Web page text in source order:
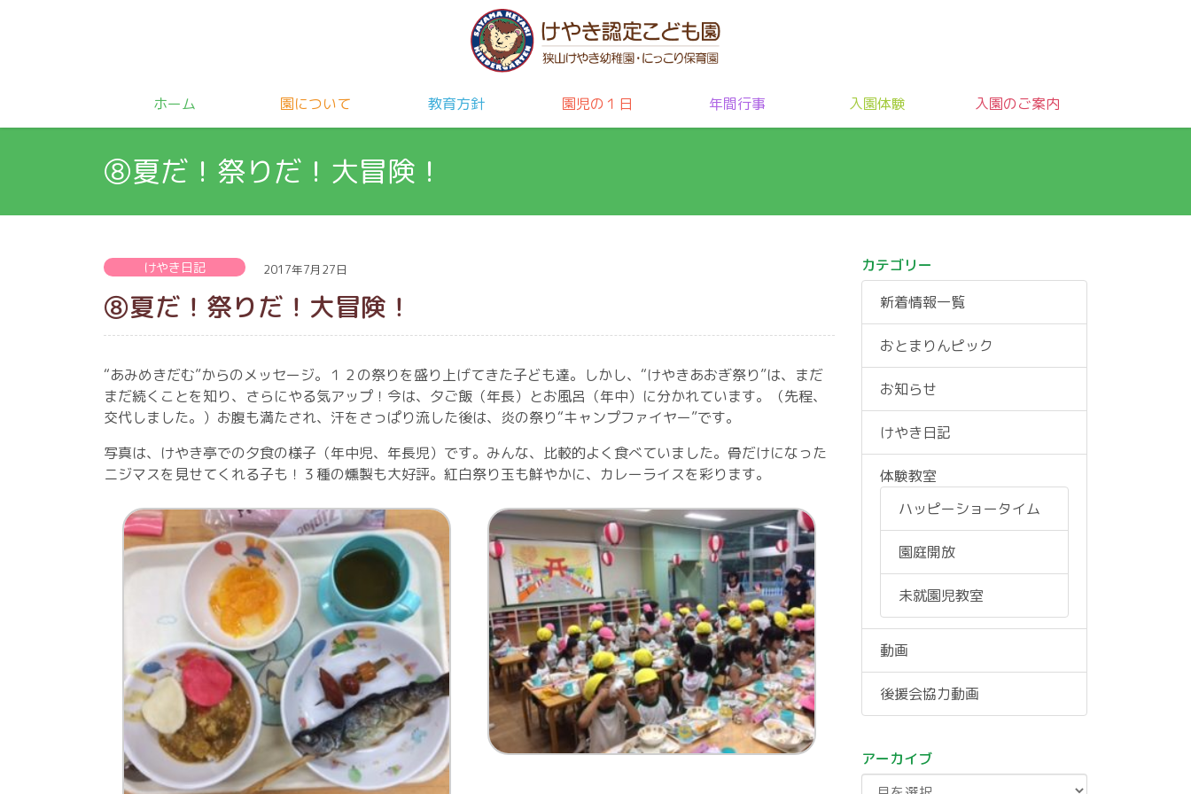
ホーム 園について 教育方針 園児の１日 年間行事 入園体験 入園のご案内
⑧夏だ！祭りだ！大冒険！
けやき日記 2017年7月27日
⑧夏だ！祭りだ！大冒険！
“あみめきだむ”からのメッセージ。１２の祭りを盛り上げてきた子ども達。しかし、“けやきあおぎ祭り”は、まだ
まだ続くことを知り、さらにやる気アップ！今は、夕ご飯（年長）とお風呂（年中）に分かれています。（先程、
交代しました。）お腹も満たされ、汗をさっぱり流した後は、炎の祭り“キャンプファイヤー”です。
写真は、けやき亭での夕食の様子（年中児、年長児）です。みんな、比較的よく食べていました。骨だけになった
ニジマスを見せてくれる子も！３種の燻製も大好評。紅白祭り玉も鮮やかに、カレーライスを彩ります。
カテゴリー
新着情報一覧
おとまりんピック
お知らせ
けやき日記
体験教室
ハッピーショータイム
園庭開放
未就園児教室
動画
後援会協力動画
アーカイブ